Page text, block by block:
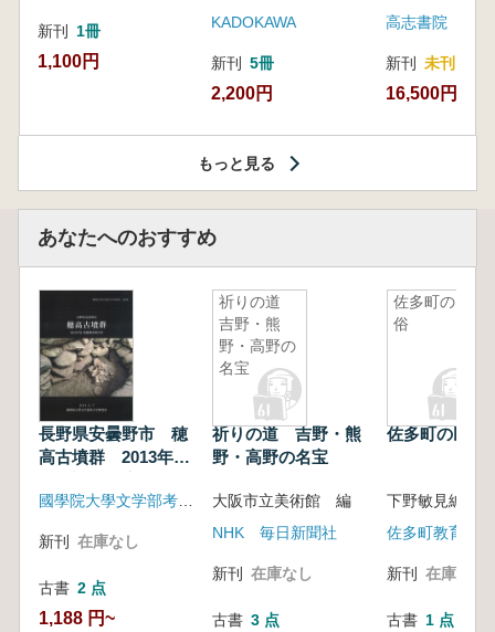
新刊 1冊
1,100円
KADOKAWA
新刊 5冊
2,200円
高志書院
新刊 未刊
16,500円
もっと見る
あなたへのおすすめ
長野県安曇野市 穂
高古墳群 2013年度
新刊 在庫なし
古書 2 点
1,188 円~
祈りの道
吉野・熊
野・高野の
名宝
祈りの道 吉野・熊
野・高野の名宝
大阪市立美術館 編
NHK 毎日新聞社
新刊 在庫なし
古書 3 点
佐多町の民
俗
佐多町の民俗
下野敏見編
佐多町教育委
新刊 在庫なし
古書 1 点